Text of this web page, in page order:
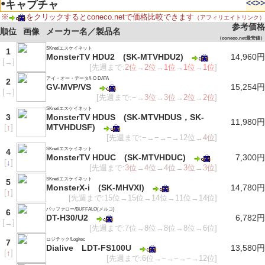
●キャプチャ <<>>
※ をクリックするとconeco.netで価格比較できます （アフィリエイトリンク）
順位 画像 メーカー名／製品名 参考価格
（coneco.net最安値）
1
[→ ]
SKnet/エスケイネット
MonsterTV HDU2 (SK-MTVHDU2)
[先週まで:2位 →2位 → 1位 → 1位 → 1位]
14,960円
2
[→ ]
アイ・オー・データ/I-O DATA
GV-MVP/VS
[先週まで:−→ 3位 → 3位 →2位 →2位]
15,254円
3
[↑]
SKnet/エスケイネット
MonsterTV HDUS (SK-MTVHDUS，SK-
MTVHDUSF)
[先週まで:−→−→−→12位→4位]
11,980円
4
[↓]
SKnet/エスケイネット
MonsterTV HDUC (SK-MTVHDUC)
[先週まで:3位 →4位 →4位 → 3位 → 3位]
7,300円
5
[↑]
SKnet/エスケイネット
MonsterX-i (SK-MHVXI)
[先週まで:15位→15位→14位→11位→14位]
14,780円
6
[→ ]
バッファロー/BUFFALO(メルコ)
DT-H30/U2
[先週まで:7位→8位→8位→8位→6位]
6,782円
7
[↑]
ロジテック/Logitec
Dialive LDT-FS100U
[先週まで:6位→−→−→−→12位]
13,580円